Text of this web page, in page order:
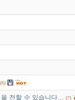
(6)
을 전할 수 있습니다… (7)